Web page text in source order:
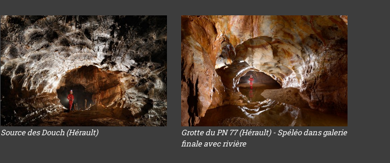
Source des Douch (Hérault)
Grotte du PN 77 (Hérault) - Spéléo dans galerie
finale avec rivière